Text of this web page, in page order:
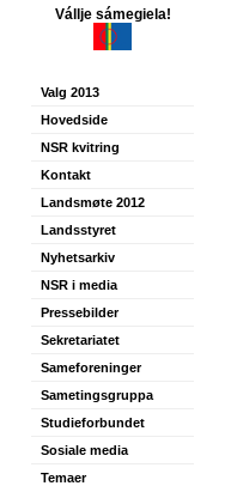
Vállje sámegiela!
Valg 2013
Hovedside
NSR kvitring
Kontakt
Landsmøte 2012
Landsstyret
Nyhetsarkiv
NSR i media
Pressebilder
Sekretariatet
Sameforeninger
Sametingsgruppa
Studieforbundet
Sosiale media
Temaer